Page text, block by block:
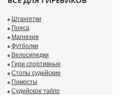
Штангетки
Пояса
Магнезия
Футболки
Велосипедки
Гири спортивные
Столы судейские
Помосты
Судейское табло